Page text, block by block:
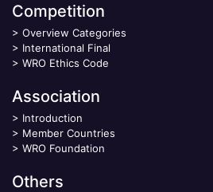
Competition
> Overview Categories
> International Final
> WRO Ethics Code
Association
> Introduction
> Member Countries
> WRO Foundation
Others